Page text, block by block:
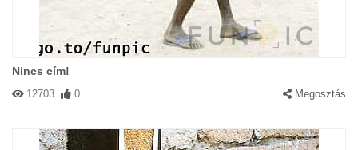
Nincs cím!
12703 0 Megosztás